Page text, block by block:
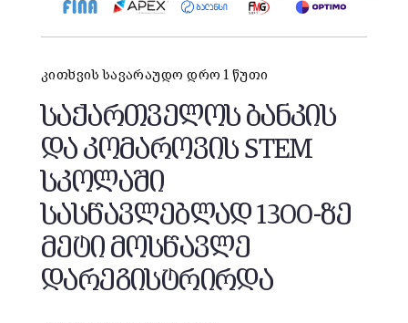
კითხვის სავარაუდო დრო 1 წუთი
საქართველოს ბანკის
და კომაროვის STEM
სკოლაში
სასწავლებლად 1300-ზე
მეტი მოსწავლე
დარეგისტრირდა